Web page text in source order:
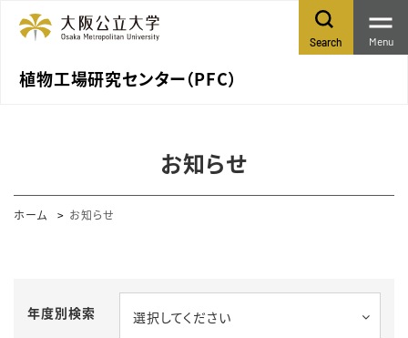
植物工場研究センター（PFC）
Search Menu
お知らせ
ホーム お知らせ
年度別検索 選択してください